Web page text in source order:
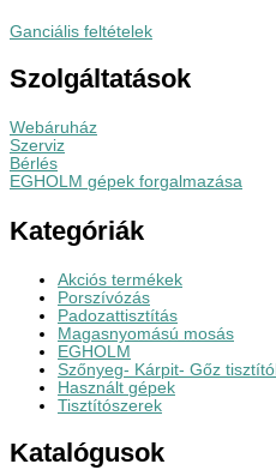
Ganciális feltételek
Szolgáltatások
Webáruház
Szerviz
Bérlés
EGHOLM gépek forgalmazása
Kategóriák
Akciós termékek
Porszívózás
Padozattisztítás
Magasnyomású mosás
EGHOLM
Szőnyeg- Kárpit- Gőz
Használt gépek
Tisztítószerek
Katalógusok